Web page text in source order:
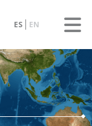
ES EN